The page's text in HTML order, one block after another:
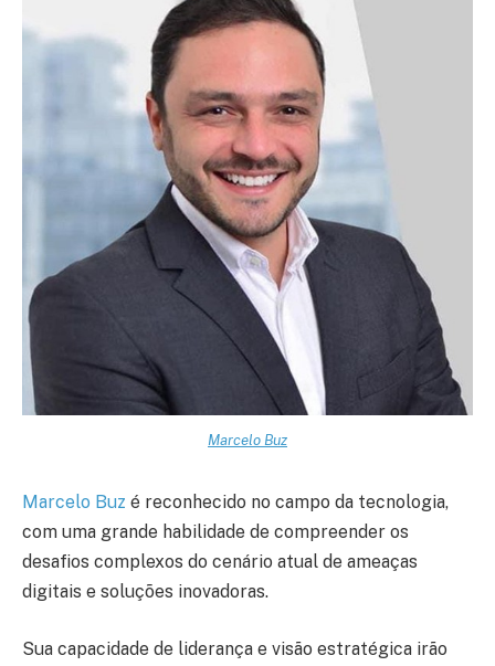
Marcelo Buz
Marcelo Buz é reconhecido no campo da tecnologia,
com uma grande habilidade de compreender os
desafios complexos do cenário atual de ameaças
digitais e soluções inovadoras.
Sua capacidade de liderança e visão estratégica irão